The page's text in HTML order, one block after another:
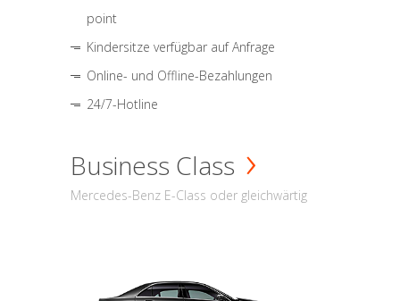
point
Kindersitze verfügbar auf Anfrage
Online- und Offline-Bezahlungen
24/7-Hotline
Business Class
Mercedes-Benz E-Class oder gleichwärtig